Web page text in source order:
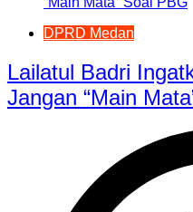
DPRD Medan
Lailatul Badri
Jangan “Main